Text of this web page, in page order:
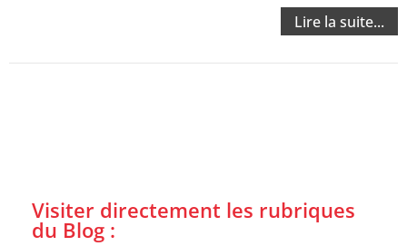
Lire la suite...
Visiter directement les rubriques
du Blog :